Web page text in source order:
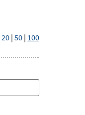
20 | 50 | 100